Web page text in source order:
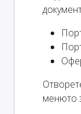
менюто